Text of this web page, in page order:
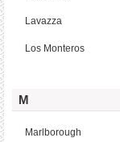
Lavazza
Los Monteros
M
Marlborough